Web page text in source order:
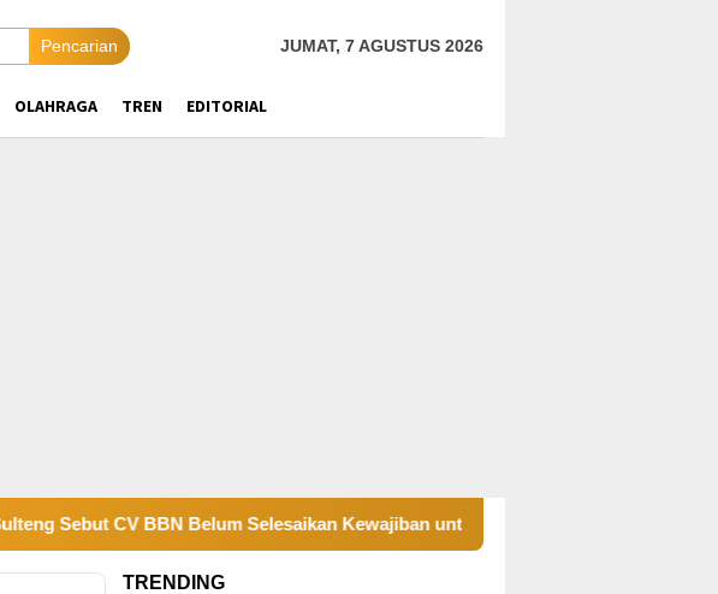
Pencarian JUMAT, 7 AGUSTUS 2026
OLAHRAGA TREN EDITORIAL
CV BBN Belum Selesaikan Kewajiban untuk Kegiatan Operasi
TRENDING